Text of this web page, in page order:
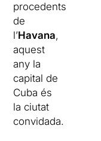
procedents
de
l’Havana,
aquest
any la
capital de
Cuba és
la ciutat
convidada.